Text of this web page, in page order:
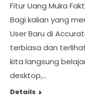
Fitur Uang Muka
Bagi kalian yang
User Baru di
terbiasa dan
kita langsung
desktop,…
Details